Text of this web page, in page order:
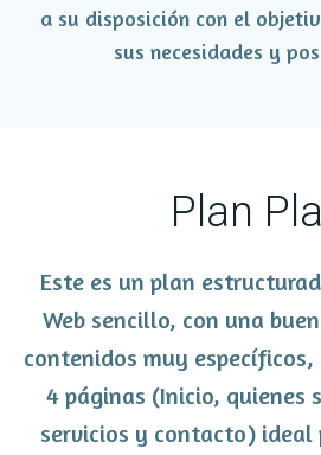
a su disposición con el
sus necesidades y
Plan
Este es un plan
Web sencillo, con una
contenidos muy
4 páginas (Inicio, quienes
servicios y contacto) ideal